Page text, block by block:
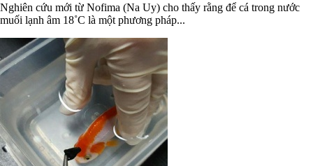
Nghiên cứu mới từ Nofima (Na Uy) cho thấy rằng để cá trong nước
muối lạnh âm 18˚C là một phương pháp...